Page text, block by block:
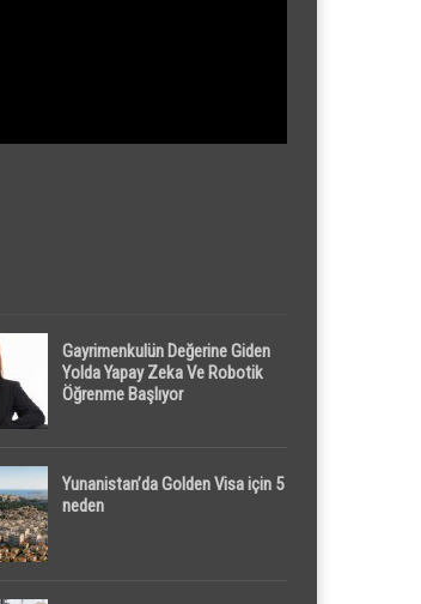
Gayrimenkulün Değerine Giden
Yolda Yapay Zeka Ve Robotik
Öğrenme Başlıyor
Yunanistan’da Golden Visa için 5
neden